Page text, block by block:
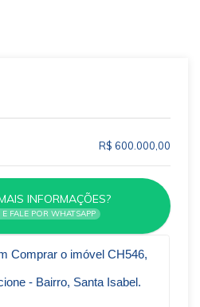
R$ 600.000,00
INFORMAÇÕES?
FALE POR WHATSAPP